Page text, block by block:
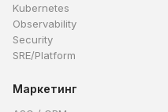
Kubernetes
Observability
Security
SRE/Platform
Маркетинг